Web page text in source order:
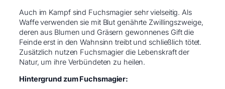
Auch im Kampf sind Fuchsmagier sehr vielseitig. Als
Waffe verwenden sie mit Blut genährte Zwillingszweige,
deren aus Blumen und Gräsern gewonnenes Gift die
Feinde erst in den Wahnsinn treibt und schließlich tötet.
Zusätzlich nutzen Fuchsmagier die Lebenskraft der
Natur, um ihre Verbündeten zu heilen.
Hintergrund zum Fuchsmagier: